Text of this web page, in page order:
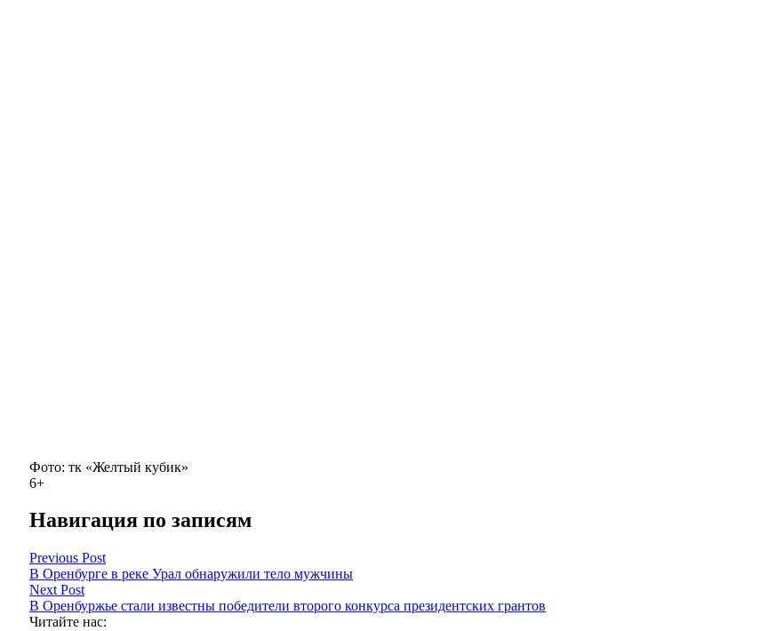
Фото: тк «Желтый кубик»
6+
Навигация по записям
Previous Post
В Оренбурге в реке Урал обнаружили тело мужчины
Next Post
В Оренбуржье стали известны победители второго конкурса президентских грантов
Читайте нас: